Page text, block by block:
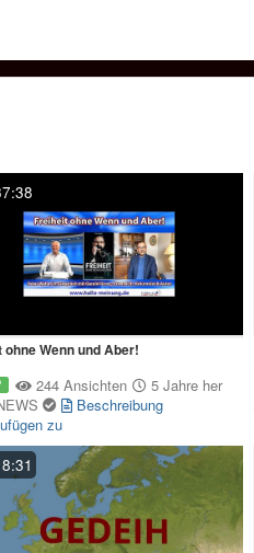
ohne Wenn und Aber!
244 Ansichten
5 Jahre her
Beschreibung
zu